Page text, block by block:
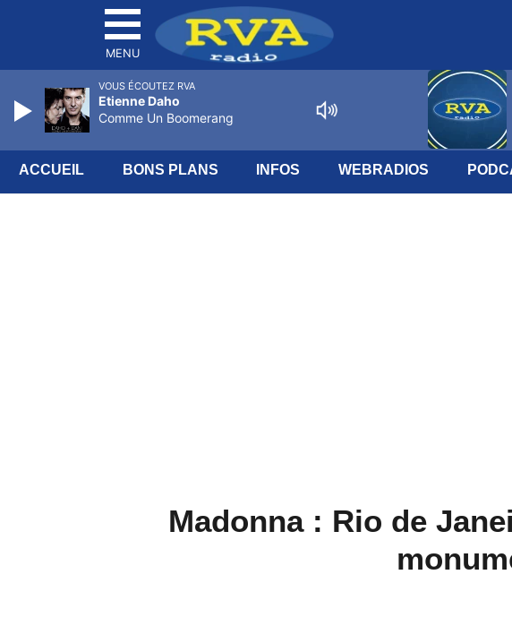
MENU
ACCUEIL BONS PLANS INFOS WEBRADIOS
Madonna : Rio de
VOUS ÉCOUTEZ RVA
Etienne Daho
Comme Un Boomerang